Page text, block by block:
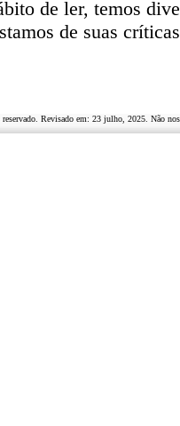
de ler, temos
de suas
Revisado em: 23 julho, 2025 . Não